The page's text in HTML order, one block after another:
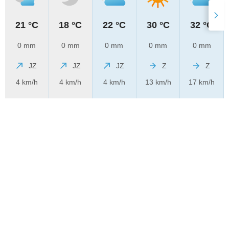
21 °C
0 mm
JZ
4 km/h
18 °C
0 mm
JZ
4 km/h
22 °C
0 mm
JZ
4 km/h
30 °C
0 mm
Z
13 km/h
32 °C
0 mm
Z
17 km/h